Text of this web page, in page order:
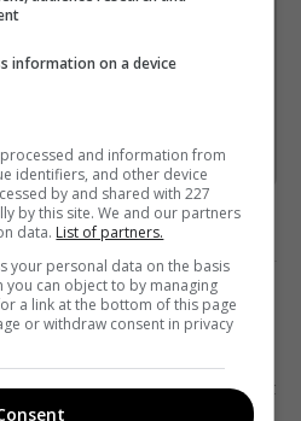
!
отримуєте від нас листи
ІМПЕРІЮ
Наступна стаття
information on a device
and information from
identifiers, and other device
by and shared with 227
by this site. We and our partners
data. List of partners.
your personal data on the basis
you can object to by managing
a link at the bottom of this page
or withdraw consent in privacy